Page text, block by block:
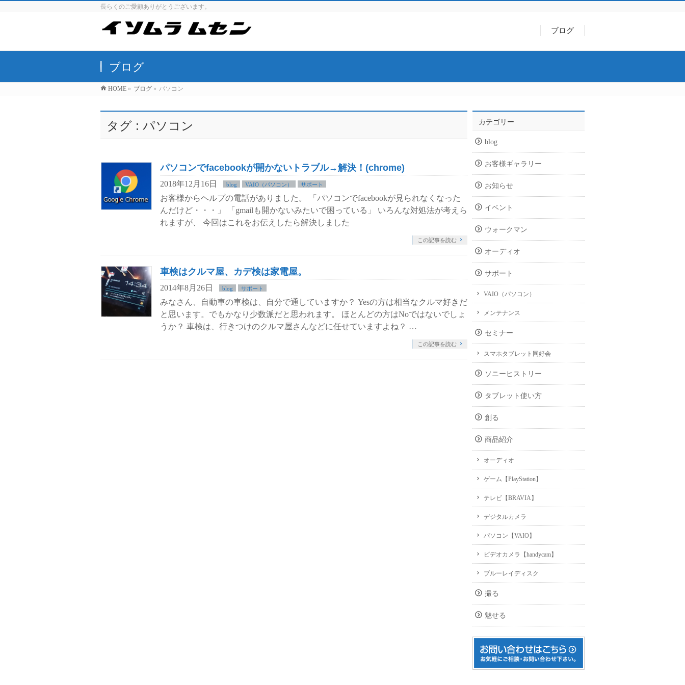
長らくのご愛顧ありがとうございます。
ブログ
ブログ
HOME » ブログ » パソコン
タグ : パソコン
パソコンでfacebookが開かないトラブル→解決！(chrome)
2018年12月16日 blog VAIO（パソコン） サポート
お客様からヘルプの電話がありました。 「パソコンでfacebookが見られなくなった
んだけど・・・」 「gmailも開かないみたいで困っている」 いろんな対処法が考えら
れますが、 今回はこれをお伝えしたら解決しました
この記事を読む
車検はクルマ屋、カデ検は家電屋。
2014年8月26日 blog サポート
みなさん、自動車の車検は、自分で通していますか？ Yesの方は相当なクルマ好きだ
と思います。でもかなり少数派だと思われます。 ほとんどの方はNoではないでしょ
うか？ 車検は、行きつけのクルマ屋さんなどに任せていますよね？ …
この記事を読む
カテゴリー
blog
お客様ギャラリー
お知らせ
イベント
ウォークマン
オーディオ
サポート
VAIO（パソコン）
メンテナンス
セミナー
スマホタブレット同好会
ソニーヒストリー
タブレット使い方
創る
商品紹介
オーディオ
ゲーム【PlayStation】
テレビ【BRAVIA】
デジタルカメラ
パソコン【VAIO】
ビデオカメラ【handycam】
ブルーレイディスク
撮る
魅せる